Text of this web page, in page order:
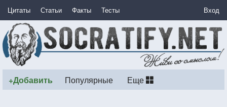
Цитаты Статьи Факты Тесты Вход
+Добавить Популярные Еще